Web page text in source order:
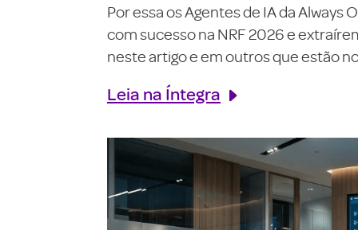
Por essa os Agentes de IA da
com sucesso na NRF 2026 e
neste artigo e em outros que estão
Leia na Íntegra